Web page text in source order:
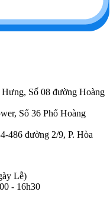
Số 08 đường Hoàng
Số 36 Phố Hoàng
486 đường 2/9, P. Hòa
Lễ)
- 16h30